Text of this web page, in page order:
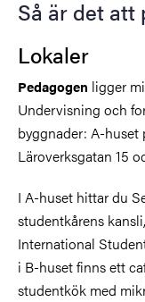
Så är det att
Lokaler
Pedagogen ligger
Undervisning och
byggnader: A-huset
Läroverksgatan 15
I A-huset hittar du
studentkårens
International
i B-huset finns ett
studentkök med